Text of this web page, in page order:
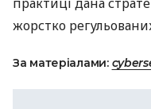
жорстко
За матеріалами: